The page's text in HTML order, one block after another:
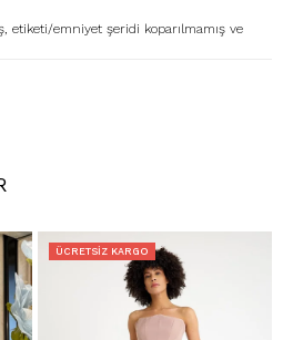
etiketi/emniyet şeridi koparılmamış ve
sonra kredi kartı ödemeleri 7 iş
durumunda, stoklarımızda varsa
kesintisiz ücret iadesi gerçekleştirilir.
ÜCRETSIZ KARGO